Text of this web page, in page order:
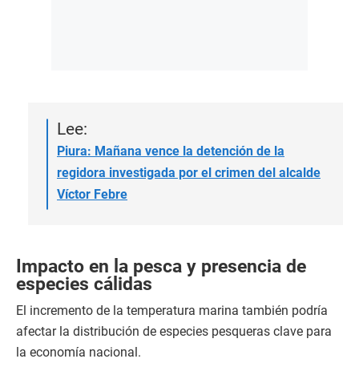
Lee:
Piura: Mañana vence la detención de la
regidora investigada por el crimen del alcalde
Víctor Febre
Impacto en la pesca y presencia de
especies cálidas
El incremento de la temperatura marina también podría
afectar la distribución de especies pesqueras clave para
la economía nacional.